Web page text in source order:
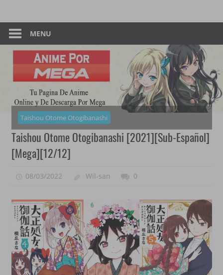
content
Anime
–
Por
Mega
Pagina
De
Descarga
Mega
MENU
Taishou Otome Otogibanashi
Taishou Otome Otogibanashi [2021][Sub-Español]
[Mega][12/12]
08/03/2022 Wil-san 0